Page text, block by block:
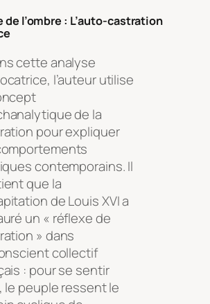
de l’ombre : L’auto-castration
cette analyse
l’auteur utilise
de la
pour expliquer
contemporains. Il
que la
de Louis XVI a
un « réflexe de
» dans
collectif
: pour se sentir
le peuple ressent le